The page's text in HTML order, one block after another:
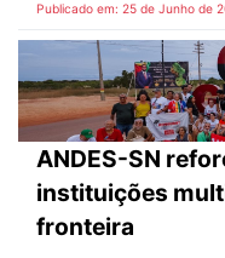
Publicado em: 25 de Junho de
ANDES-SN
instituições
fronteira